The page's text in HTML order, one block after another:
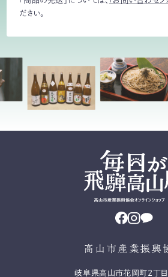
ださい。
高山市産業振興
岐⾩県⾼⼭市花岡町2丁